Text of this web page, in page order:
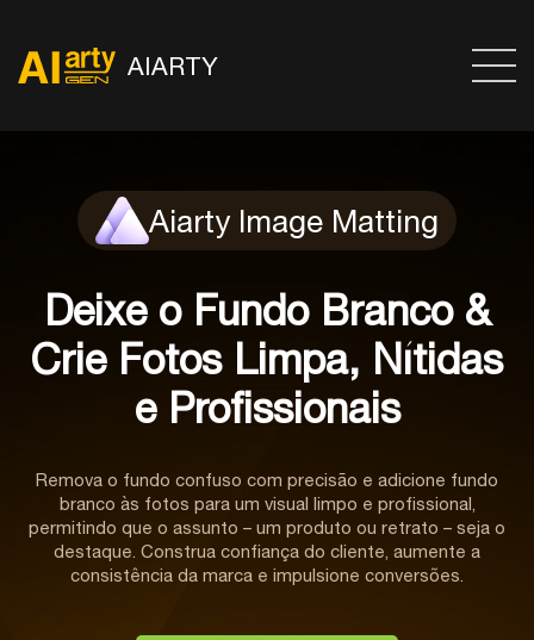
AIARTY
Aiarty Image Matting
Deixe o Fundo Branco &
Crie Fotos Limpa, Nítidas
e Profissionais
Remova o fundo confuso com precisão e adicione fundo
branco às fotos para um visual limpo e profissional,
permitindo que o assunto – um produto ou retrato – seja o
destaque. Construa confiança do cliente, aumente a
consistência da marca e impulsione conversões.